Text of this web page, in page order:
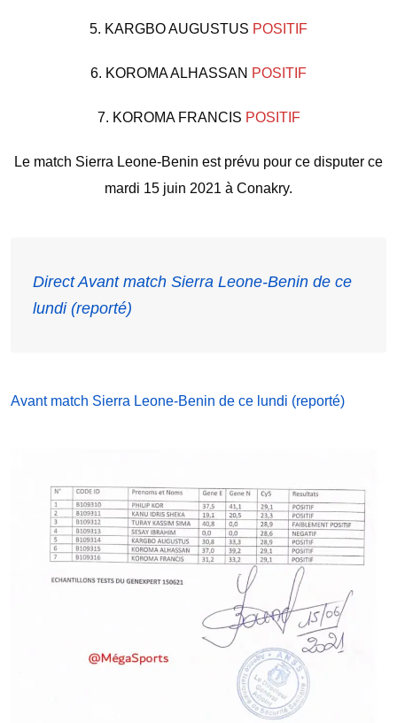
5. KARGBO AUGUSTUS POSITIF
6. KOROMA ALHASSAN POSITIF
7. KOROMA FRANCIS POSITIF
Le match Sierra Leone-Benin est prévu pour ce disputer ce
mardi 15 juin 2021 à Conakry.
Direct Avant match Sierra Leone-Benin de ce
lundi (reporté)
Avant match Sierra Leone-Benin de ce lundi (reporté)